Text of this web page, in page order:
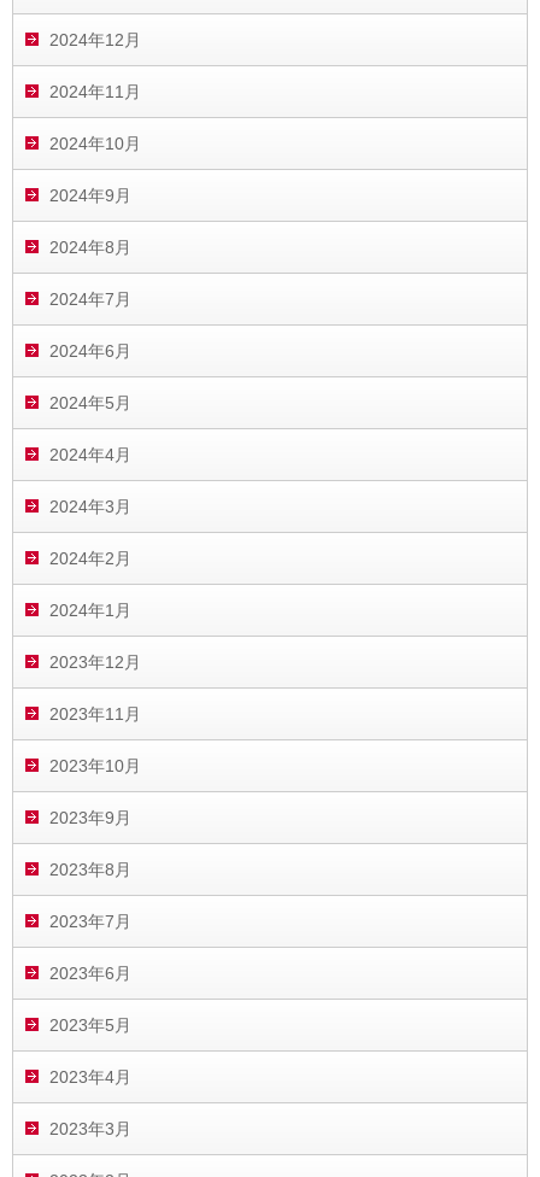
2024年12月
2024年11月
2024年10月
2024年9月
2024年8月
2024年7月
2024年6月
2024年5月
2024年4月
2024年3月
2024年2月
2024年1月
2023年12月
2023年11月
2023年10月
2023年9月
2023年8月
2023年7月
2023年6月
2023年5月
2023年4月
2023年3月